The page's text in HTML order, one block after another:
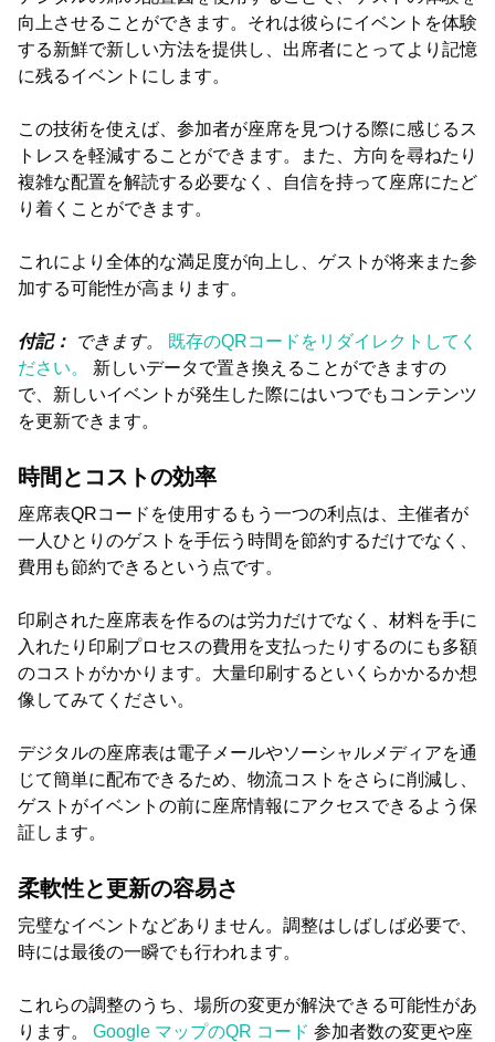
向上させることができます。それは彼らにイベントを体験
する新鮮で新しい方法を提供し、出席者にとってより記憶
に残るイベントにします。
この技術を使えば、参加者が座席を見つける際に感じるス
トレスを軽減することができます。また、方向を尋ねたり
複雑な配置を解読する必要なく、自信を持って座席にたど
り着くことができます。
これにより全体的な満足度が向上し、ゲストが将来また参
加する可能性が高まります。
付記： できます。
既存のQRコードをリダイレクトしてく
ださい。
新しいデータで置き換えることができますの
で、新しいイベントが発生した際にはいつでもコンテンツ
を更新できます。
時間とコストの効率
座席表QRコードを使用するもう一つの利点は、主催者が
一人ひとりのゲストを手伝う時間を節約するだけでなく、
費用も節約できるという点です。
印刷された座席表を作るのは労力だけでなく、材料を手に
入れたり印刷プロセスの費用を支払ったりするのにも多額
のコストがかかります。大量印刷するといくらかかるか想
像してみてください。
デジタルの座席表は電子メールやソーシャルメディアを通
じて簡単に配布できるため、物流コストをさらに削減し、
ゲストがイベントの前に座席情報にアクセスできるよう保
証します。
柔軟性と更新の容易さ
完璧なイベントなどありません。調整はしばしば必要で、
時には最後の一瞬でも行われます。
これらの調整のうち、場所の変更が解決できる可能性があ
ります。 Google マップのQR コード 参加者数の変更や座